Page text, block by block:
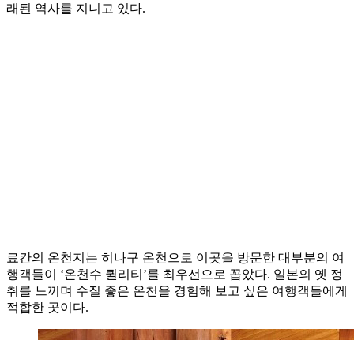
래된 역사를 지니고 있다.
료칸의 온천지는 히나구 온천으로 이곳을 방문한 대부분의 여
행객들이 ‘온천수 퀄리티’를 최우선으로 꼽았다. 일본의 옛 정
취를 느끼며 수질 좋은 온천을 경험해 보고 싶은 여행객들에게
적합한 곳이다.